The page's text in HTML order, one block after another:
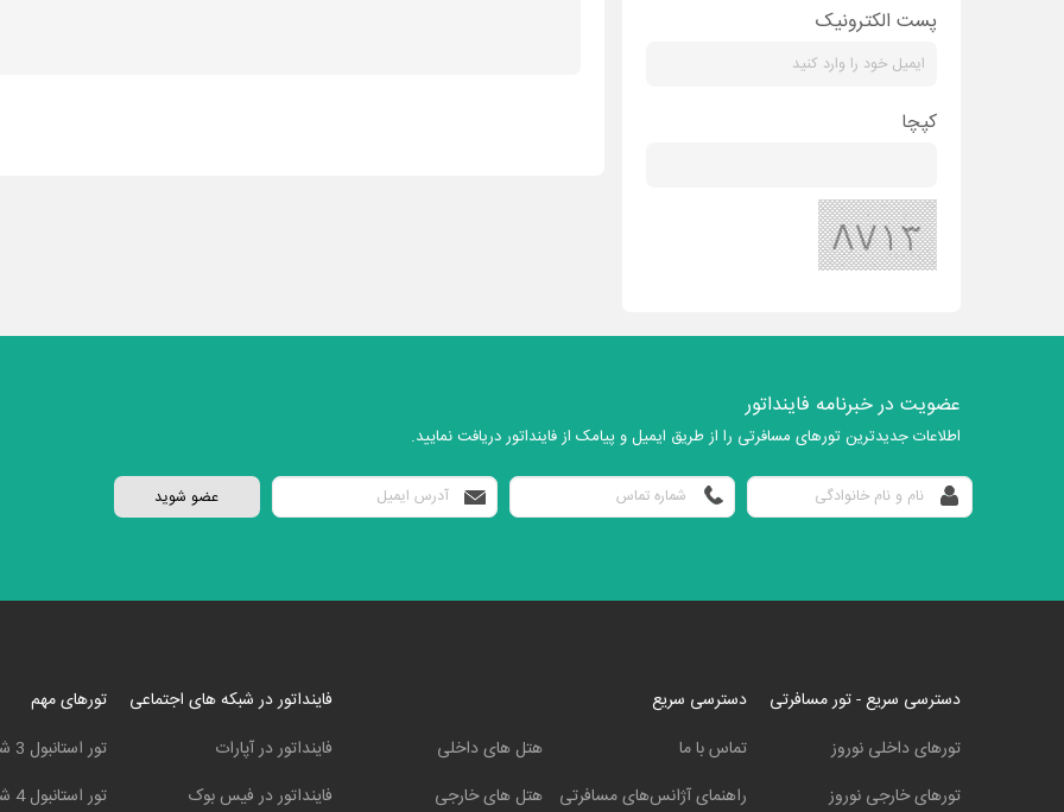
پست الکترونیک
کپچا
عضویت در خبرنامه فاینداتور
اطلاعات جدیدترین تورهای مسافرتی را از طریق ایمیل و پیامک از فاینداتور دریافت نمایید.
دسترسی سریع - تور مسافرتی
تورهای داخلی نوروز
تورهای خارجی نوروز
دسترسی سریع
تماس با ما
راهنمای آژانس‌های مسافرتی
هتل های داخلی
هتل های خارجی
فاینداتور در شبکه های اجتماعی
فاینداتور در آپارات
فاینداتور در فیس بوک
تورهای مهم
تور استانبول 3 شب و 4 روز
تور استانبول 4 شب و 5 روز